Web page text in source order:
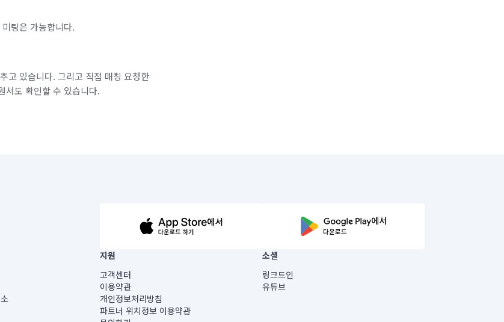
팅은 가능합니다.
고 있습니다. 그리고 직접 매칭 요청한
서도 확인할 수 있습니다.
|
지원
고객센터
이용약관
개인정보처리방침
파트너 위치정보 이용약관
소셜
링크드인
유튜브